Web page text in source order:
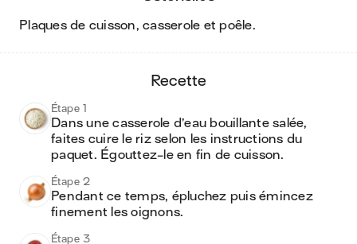
plaques de cuisson, casserole et poêle.
recette
Étape 1
Dans une casserole d’eau bouillante salée,
faites cuire le riz selon les instructions du
paquet. Égouttez-le en fin de cuisson.
Étape 2
Pendant ce temps, épluchez puis émincez
finement les oignons.
Étape 3